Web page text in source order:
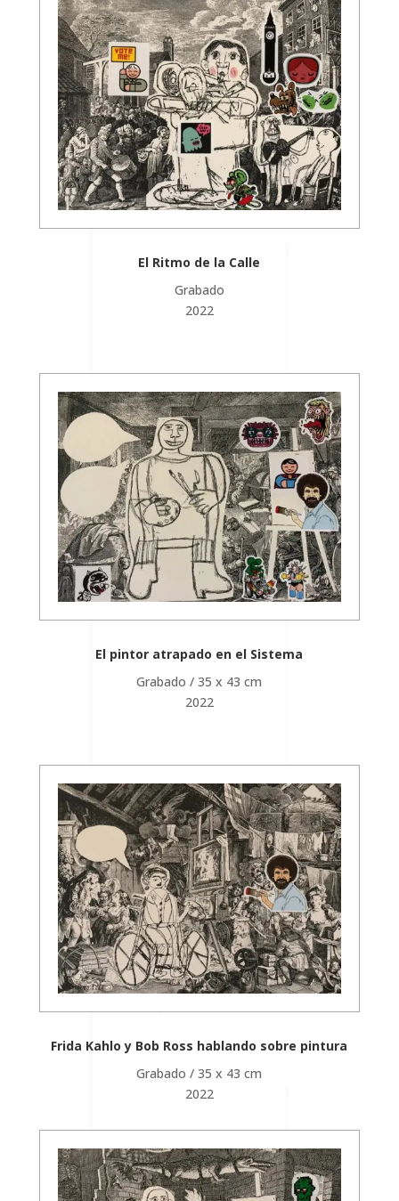
El Ritmo de la Calle
Grabado
2022
El pintor atrapado en el Sistema
Grabado / 35 x 43 cm
2022
Frida Kahlo y Bob Ross hablando sobre pintura
Grabado / 35 x 43 cm
2022